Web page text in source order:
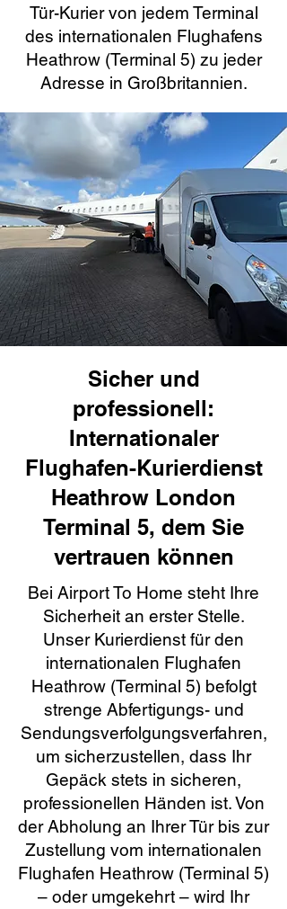
Tür-Kurier von jedem Terminal
des internationalen Flughafens
Heathrow (Terminal 5) zu jeder
Adresse in Großbritannien.
Sicher und
professionell:
Internationaler
Flughafen-Kurierdienst
Heathrow London
Terminal 5, dem Sie
vertrauen können
Bei Airport To Home steht Ihre
Sicherheit an erster Stelle.
Unser Kurierdienst für den
internationalen Flughafen
Heathrow (Terminal 5) befolgt
strenge Abfertigungs- und
Sendungsverfolgungsverfahren,
um sicherzustellen, dass Ihr
Gepäck stets in sicheren,
professionellen Händen ist. Von
der Abholung an Ihrer Tür bis zur
Zustellung vom internationalen
Flughafen Heathrow (Terminal 5)
– oder umgekehrt – wird Ihr